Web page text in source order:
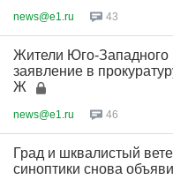
news@e1.ru 43
Жители Юго-Западного
заявление в
Ж
news@e1.ru 46
Град и шквалистый
синоптики снова